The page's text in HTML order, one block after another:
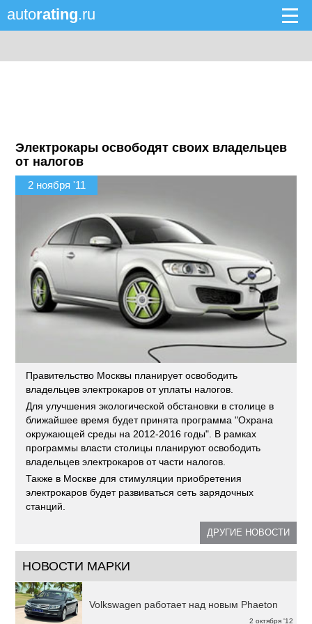
autorating.ru
Электрокары освободят своих владельцев
от налогов
2 ноября '11
Правительство Москвы планирует освободить
владельцев электрокаров от уплаты налогов.
Для улучшения экологической обстановки в столице в
ближайшее время будет принята программа "Охрана
окружающей среды на 2012-2016 годы". В рамках
программы власти столицы планируют освободить
владельцев электрокаров от части налогов.
Также в Москве для стимуляции приобретения
электрокаров будет развиваться сеть зарядочных
станций.
ДРУГИЕ НОВОСТИ
НОВОСТИ МАРКИ
2 октября '12
Volkswagen работает над новым Phaeton